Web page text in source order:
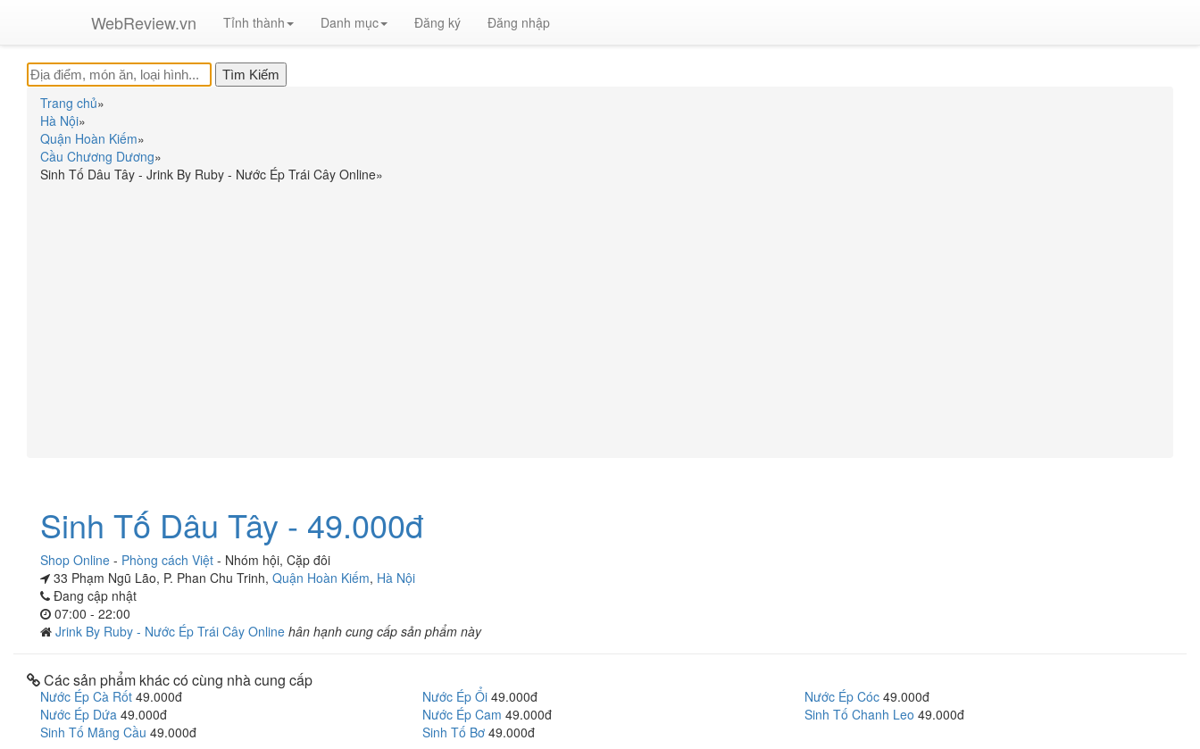
WebReview.vn Tỉnh thành Danh mục Đăng ký Đăng nhập
Trang chủ»
Hà Nội»
Quận Hoàn Kiếm»
Cầu Chương Dương»
Sinh Tố Dâu Tây - Jrink By Ruby - Nước Ép Trái Cây Online»
Sinh Tố Dâu Tây - 49.000đ
Shop Online - Phòng cách Việt - Nhóm hội, Cặp đôi
33 Phạm Ngũ Lão, P. Phan Chu Trinh, Quận Hoàn Kiếm, Hà Nội
Đang cập nhật
07:00 - 22:00
Jrink By Ruby - Nước Ép Trái Cây Online hân hạnh cung cấp sản phẩm này
Các sản phẩm khác có cùng nhà cung cấp
Nước Ép Cà Rốt 49.000đ Nước Ép Ổi 49.000đ Nước Ép Cóc 49.000đ
Nước Ép Dứa 49.000đ Nước Ép Cam 49.000đ Sinh Tố Chanh Leo 49.000đ
Sinh Tố Mãng Cầu 49.000đ Sinh Tố Bơ 49.000đ